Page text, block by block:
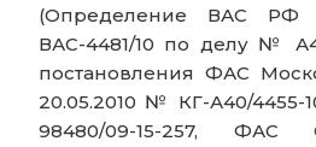
(Определение ВАС РФ
ВАС-4481/10 по делу №
постановления ФАС
20.05.2010 № КГ-А40/
98480/09-15-257, ФАС